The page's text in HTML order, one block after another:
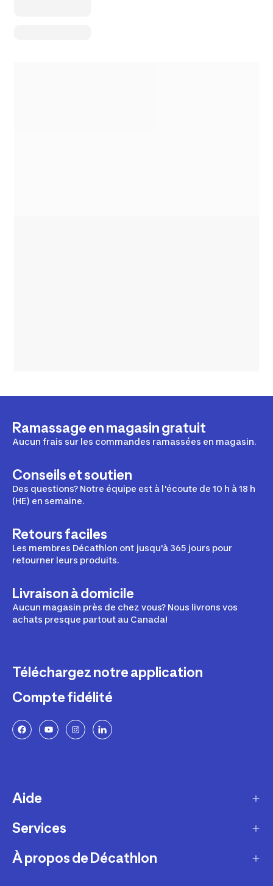
Ramassage en magasin gratuit
Aucun frais sur les commandes ramassées en magasin.
Conseils et soutien
Des questions? Notre équipe est à l'écoute de 10 h à 18 h
(HE) en semaine.
Retours faciles
Les membres Décathlon ont jusqu'à 365 jours pour
retourner leurs produits.
Livraison à domicile
Aucun magasin près de chez vous? Nous livrons vos
achats presque partout au Canada!
Téléchargez notre application
Compte fidélité
Aide
Livraison
Retours et échanges
Services
Programme de fidélité
À propos de Décathlon